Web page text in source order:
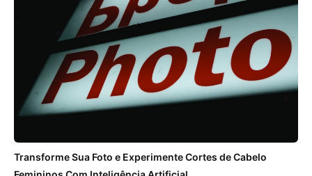
Transforme Sua Foto e Experimente Cortes de Cabelo